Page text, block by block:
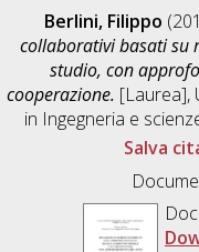
Berlini, Filippo
collaborativi basati su
studio, con
cooperazione. [Laurea],
in Ingegneria e
Salva